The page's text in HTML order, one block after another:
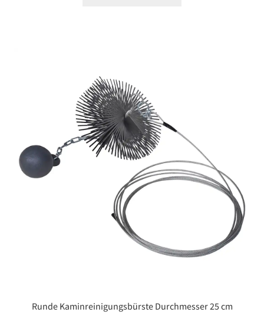
Runde Kaminreinigungsbürste Durchmesser 25 cm